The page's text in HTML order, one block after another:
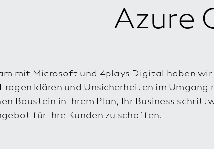
Azure
mit Microsoft und 4plays Digital haben
klären und Unsicherheiten im Umgang
Baustein in Ihrem Plan, Ihr Business
für Ihre Kunden zu schaffen.